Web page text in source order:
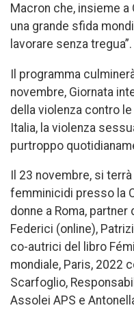
Macron che, insieme a
una grande sfida
lavorare senza tregua”.
Il programma
novembre, Giornata
della violenza contro
Italia, la violenza
purtroppo
Il 23 novembre, si
femminicidi presso la
donne a Roma,
Federici (online),
co-autrici del libro
mondiale, Paris, 2022
Scarfoglio,
Assolei APS e